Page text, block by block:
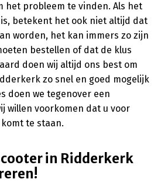
het probleem te vinden. Als het
betekent het ook niet altijd dat
worden, het kan immers zo zijn
bestellen of dat de klus
doen wij altijd ons best om
zo snel en goed mogelijk
doen we tegenover een
willen voorkomen dat u voor
te staan.
in Ridderkerk